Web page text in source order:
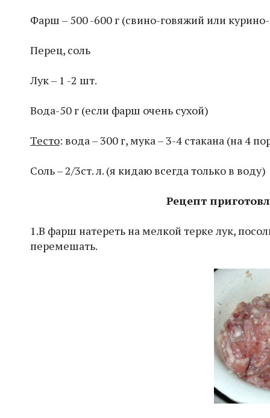
Фарш – 500 -600 г (свино-говяжий или
Перец, соль
Лук – 1 -2 шт.
Вода-50 г (если фарш очень сухой)
Тесто: вода – 300 г, мука – 3-4 стакана (на 4
Соль – 2/3ст. л. (я кидаю всегда только в воду)
Рецепт
1.В фарш натереть на мелкой терке лук,
перемешать.